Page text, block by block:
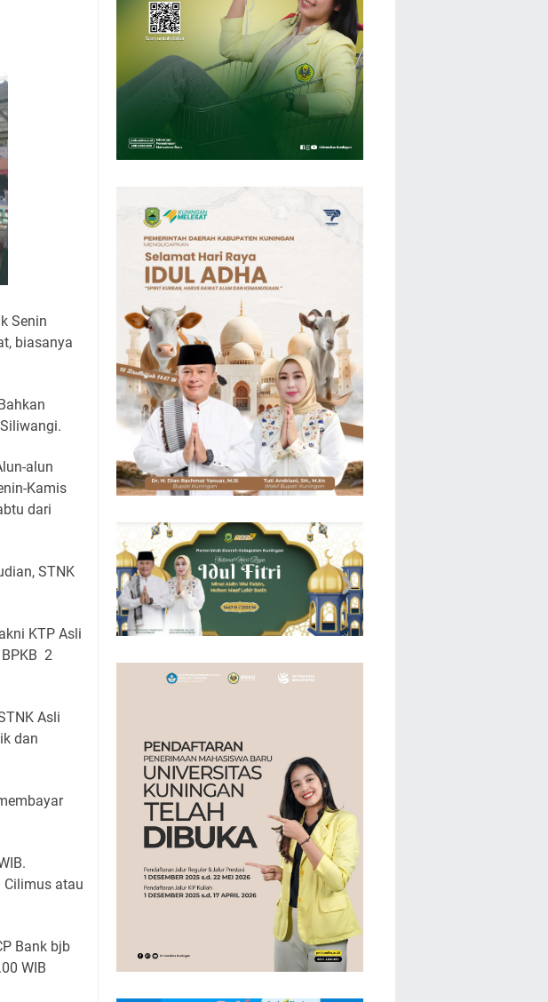
Telur Turun
Bakal Dihadiri
Senin
biasanya
alun
Kamis
dari
STNK
KTP Asli
2
Asli
dan
Cilimus atau
Bank bjb
WIB